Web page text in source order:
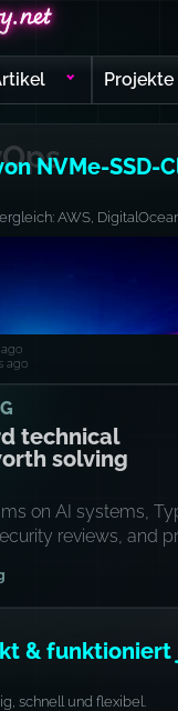
Projekte
NVMe-SSD-
AWS,
ago
technical
solving
on AI systems,
reviews, and
&
schnell und flexibel.